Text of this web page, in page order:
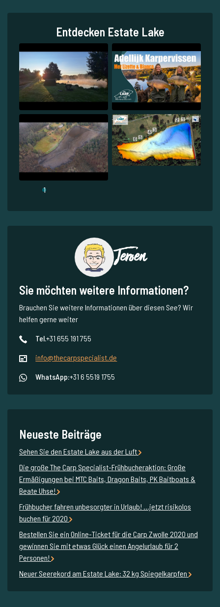
Entdecken Estate Lake
1
Jeroen
Sie möchten weitere Informationen?
Brauchen Sie weitere Informationen über diesen See? Wir
helfen gerne weiter
Tel.+31 655 191 755
info@thecarpspecialist.de
WhatsApp:+31 6 5519 1755
Neueste Beiträge
Sehen Sie den Estate Lake aus der Luft
Die große The Carp Specialist-Frühbucheraktion: Große
Ermäßigungen bei MTC Baits, Dragon Baits, PK Baitboats &
Beate Uhse!
Frühbucher fahren unbesorgter in Urlaub! ...jetzt risikolos
buchen für 2020
Bestellen Sie ein Online-Ticket für die Carp Zwolle 2020 und
gewinnen Sie mit etwas Glück einen Angelurlaub für 2
Personen!
Neuer Seerekord am Estate Lake: 32 kg Spiegelkarpfen